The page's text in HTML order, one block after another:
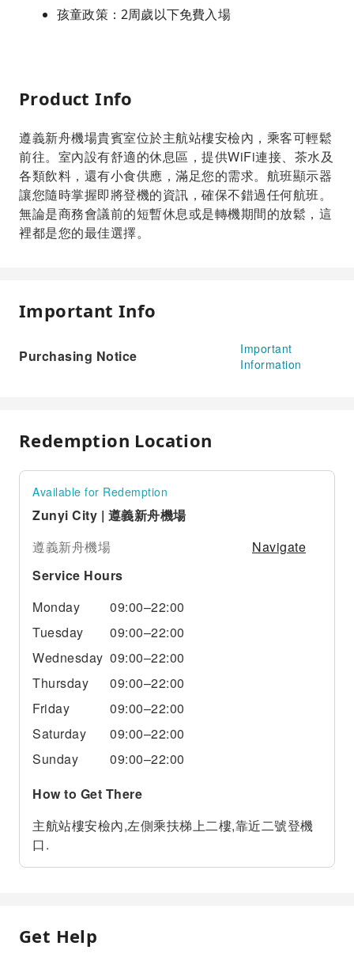
孩童政策：2周歲以下免費入場
Product Info
遵義新舟機場貴賓室位於主航站樓安檢內，乘客可輕鬆
前往。室內設有舒適的休息區，提供WiFi連接、茶水及
各類飲料，還有小食供應，滿足您的需求。航班顯示器
讓您隨時掌握即將登機的資訊，確保不錯過任何航班。
無論是商務會議前的短暫休息或是轉機期間的放鬆，這
裡都是您的最佳選擇。
Important Info
Purchasing Notice
Important
Information
Redemption Location
Available for Redemption
Zunyi City | 遵義新舟機場
遵義新舟機場
Navigate
Service Hours
Monday
09:00–22:00
Tuesday
09:00–22:00
Wednesday 09:00–22:00
Thursday
09:00–22:00
Friday
09:00–22:00
Saturday
09:00–22:00
Sunday
09:00–22:00
How to Get There
主航站樓安檢內,左側乘扶梯上二樓,靠近二號登機
口.
Get Help